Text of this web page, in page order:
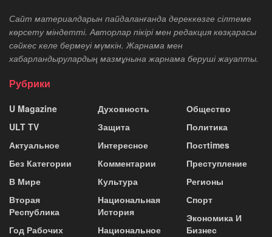
Сайт материалдарын пайдаланғанда дереккөзге сілтеме
көрсету міндетті. Авторлар пікірі мен редакция көзқарасы
сәйкес келе бермеуі мүмкін. Жарнама мен
хабарландырулардың мазмұнына жарнама беруші жауапты.
Рубрики
U Magazine
ULT TV
Актуальное
Без Категории
В Мире
Вторая
Республика
Год Рабочих
Духовность
Защита
Интересное
Комментарии
Культура
Национальная
История
Национальное
Общество
Политика
Постtimes
Преступление
Регионы
Спорт
Экономика И
Бизнес